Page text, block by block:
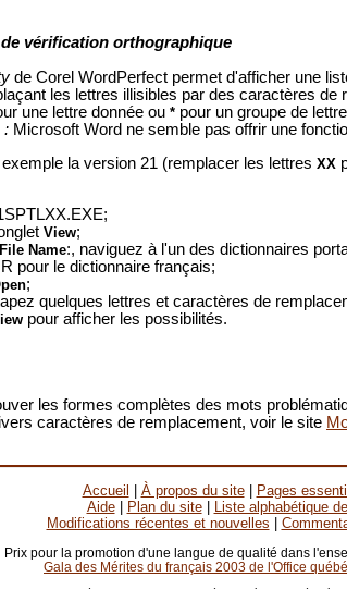
vérification orthographique
de Corel WordPerfect permet d'afficher une
les lettres illisibles par des caractères de
une lettre donnée ou * pour un groupe de
: Microsoft Word ne semble pas offrir une
la version 21 (remplacer les lettres XX
View;
Name:, naviguez à l'un des dictionnaires
pour le dictionnaire français;
;
quelques lettres et caractères de
pour afficher les possibilités.
les formes complètes des mots
caractères de remplacement, voir le site
Accueil À propos du site| Pages
Aide| Plan du site|
Liste alphabétique
Modifications récentes et nouvelles
Prix pour la promotion d'une langue de qualité dans
Gala des Mérites du français 2003 de l'Office